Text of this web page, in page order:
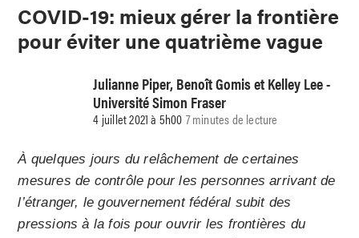
COVID-19: mieux gérer la frontière
pour éviter une quatrième vague
Julianne Piper, Benoît Gomis et Kelley Lee -
Université Simon Fraser
4 juillet 2021 à 5h00 7 minutes de lecture
À quelques jours du relâchement de certaines
mesures de contrôle pour les personnes arrivant de
l’étranger, le gouvernement fédéral subit des
pressions à la fois pour ouvrir les frontières du